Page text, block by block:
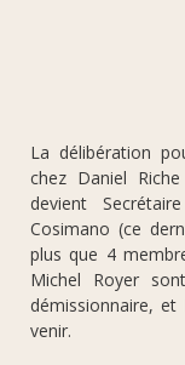
La délibération
chez Daniel
devient
Cosimano (ce
plus que 4
Michel Royer
démissionnaire,
venir.